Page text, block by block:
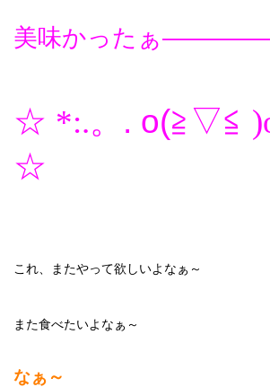
美味かったぁ
☆ *:.。 . o(≧▽≦
☆
これ、またやって欲しいよなぁ～
また食べたいよなぁ～
なぁ～